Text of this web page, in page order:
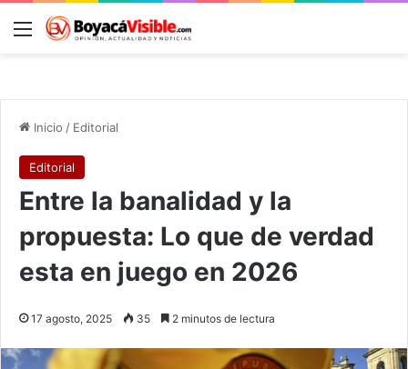
Menú
Inicio / Editorial
Editorial
Entre la banalidad y la
propuesta: Lo que de verdad
esta en juego en 2026
17 agosto, 2025 35 2 minutos de lectura